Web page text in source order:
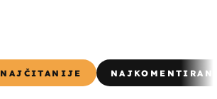
NAJČITANIJE